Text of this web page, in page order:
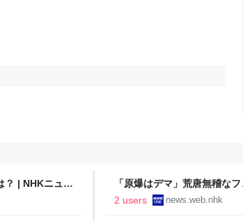
？ | NHKニュー
「原爆はデマ」荒唐無稽な
2 users
news.web.nhk